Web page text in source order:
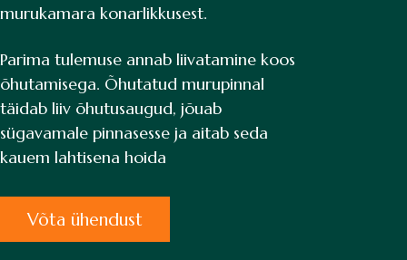
murukamara konarlikkusest.
Parima tulemuse annab liivatamine koos
õhutamisega. Õhutatud murupinnal
täidab liiv õhutusaugud, jõuab
sügavamale pinnasesse ja aitab seda
kauem lahtisena hoida
Võta ühendust